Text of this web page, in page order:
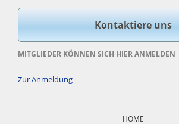
Kontaktiere uns
MITGLIEDER KÖNNEN SICH HIER ANMELDEN
Zur Anmeldung
HOME